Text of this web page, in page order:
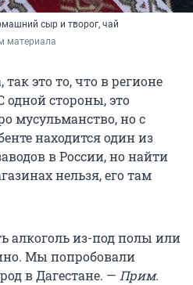
сыр и творог, чай
материала
это то, что в регионе
одной стороны, это
мусульманство, но с
находится один из
в России, но найти
нельзя, его там
алкоголь из-под полы или
Мы попробовали
в Дагестане. — Прим.